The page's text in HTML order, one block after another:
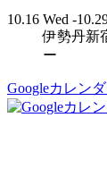
10.16 Wed -
伊勢丹新
ー
Googleカレン